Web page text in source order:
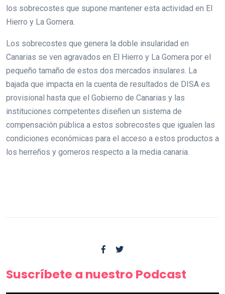
los sobrecostes que supone mantener esta actividad en El
Hierro y La Gomera.
Los sobrecostes que genera la doble insularidad en
Canarias se ven agravados en El Hierro y La Gomera por el
pequeño tamaño de estos dos mercados insulares. La
bajada que impacta en la cuenta de resultados de DISA es
provisional hasta que el Gobierno de Canarias y las
instituciones competentes diseñen un sistema de
compensación pública a estos sobrecostes que igualen las
condiciones económicas para el acceso a estos productos a
los herreños y gomeros respecto a la media canaria.
Suscríbete a nuestro Podcast